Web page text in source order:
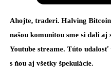
Ahojte, traderi. Halving
našou komunitou sme si dali aj
Youtube streame. Túto
s ňou aj všetky špekulácie.